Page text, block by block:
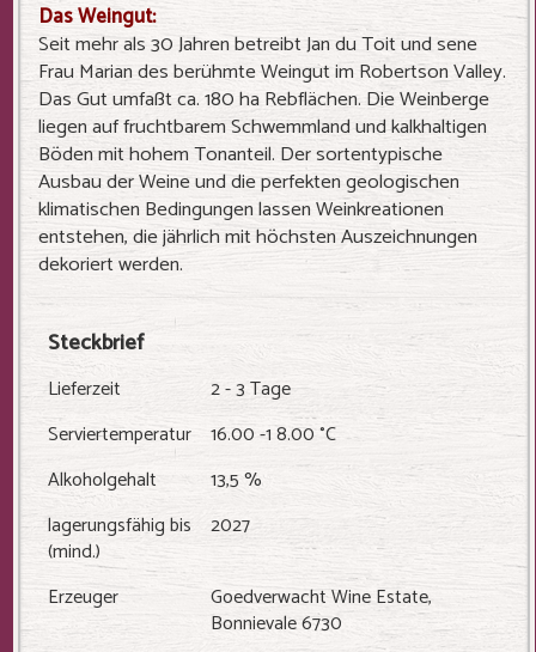
Das Weingut:
Seit mehr als 30 Jahren betreibt Jan du Toit und sene
Frau Marian des berühmte Weingut im Robertson Valley.
Das Gut umfaßt ca. 180 ha Rebflächen. Die Weinberge
liegen auf fruchtbarem Schwemmland und kalkhaltigen
Böden mit hohem Tonanteil. Der sortentypische
Ausbau der Weine und die perfekten geologischen
klimatischen Bedingungen lassen Weinkreationen
entstehen, die jährlich mit höchsten Auszeichnungen
dekoriert werden.
Steckbrief
Lieferzeit
2 - 3 Tage
Serviertemperatur 16.00 -1 8.00 °C
Alkoholgehalt
13,5 %
lagerungsfähig bis
(mind.)
2027
Erzeuger
Goedverwacht Wine Estate,
Bonnievale 6730